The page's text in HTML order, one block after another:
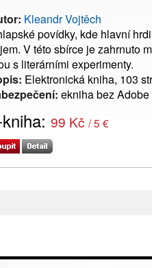
Kleandr Vojtěch
povídky, kde hlavní
V této sbírce je zahrnuto
s literárními experimenty.
Elektronická kniha, 103
ekniha bez Adobe
99 Kč / 5 €